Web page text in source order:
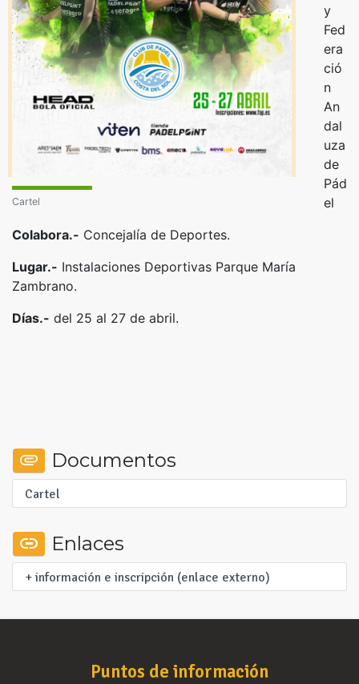
Cartel
y
Fed
era
ció
n
An
dal
uza
de
Pád
el
Colabora.- Concejalía de Deportes.
Lugar.- Instalaciones Deportivas Parque María
Zambrano.
Días.- del 25 al 27 de abril.
Documentos
Cartel
Enlaces
+ información e inscripción (enlace externo)
Puntos de información